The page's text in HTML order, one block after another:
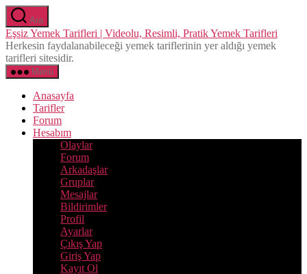
İçeriğe
atla
Ara
Eşsiz Yemek Tarifleri | Videolu, Resimli, Pratik Yemek Tarifleri
Herkesin faydalanabileceği yemek tariflerinin yer aldığı yemek
tarifleri sitesidir.
Menü
Anasayfa
Tarifler
Forum
Hesabım
Olaylar
Forum
Arkadaşlar
Gruplar
Mesajlar
Bildirimler
Profil
Ayarlar
Çıkış Yap
Giriş Yap
Kayıt Ol